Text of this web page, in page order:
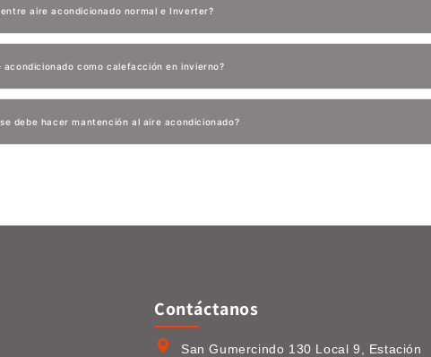
aire acondicionado normal e Inverter?
acondicionado como calefacción en invierno?
debe hacer mantención al aire acondicionado?
Contáctanos
San Gumercindo 130 Local 9, Estación